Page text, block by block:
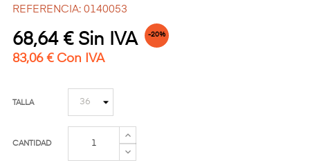
REFERENCIA: 0140053
68,64 € Sin IVA -20%
83,06 € Con IVA
TALLA
CANTIDAD